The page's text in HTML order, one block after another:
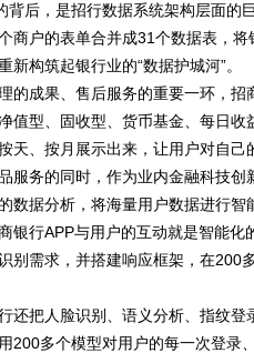
背后，是招行数据系统架构层面
商户的表单合并成31个数据表，
新构筑起银行业的“数据护城河”。
的成果、售后服务的重要一环，招
值型、固收型、货币基金、每日
天、按月展示出来，让用户对自己
服务的同时，作为业内金融科技创
数据分析，将海量用户数据进行
银行APP与用户的互动就是智能
别需求，并搭建响应框架，在200
还把人脸识别、语义分析、指纹
200多个模型对用户的每一次登录